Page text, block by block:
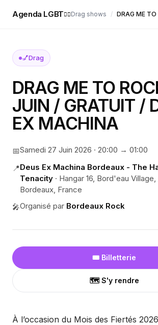
Agenda LGBT🏳️‍🌈Drag shows /
💅Drag
DRAG ME TO
JUIN / GRATUIT /
EX MACHINA
📅Samedi 27 Juin 2026 · 20:00 → 01:00
📍Deus Ex Machina Bordeaux - The
Tenacity · Hangar 16, Bord'eau
Bordeaux, France
🎤Organisé par Bordeaux Rock
🎟️ Billetterie
🗺️ S'y rendre
À l’occasion du Mois des Fiertés